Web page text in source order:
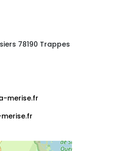
78190 Trappes
merise.fr